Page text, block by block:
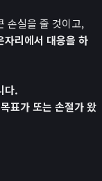
손실을 줄 것이고,
자리에서 대응을 하
다.
표가 또는 손절가 왔